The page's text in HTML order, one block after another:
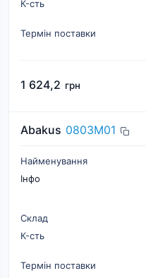
К-cть
Термін поставки
1 624,2 грн
Abakus 0803M01
Найменування
Інфо
Склад
К-cть
Термін поставки